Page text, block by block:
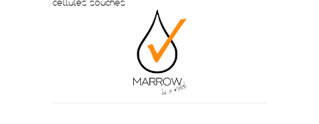
cellules souches